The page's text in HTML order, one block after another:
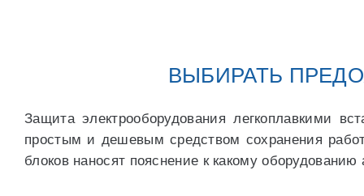
ВЫБИРАТЬ
Защита электрооборудования легкоплавкими
простым и дешевым средством сохранения
блоков наносят пояснение к какому